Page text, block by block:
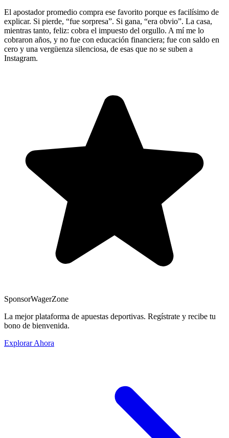
El apostador promedio compra ese favorito porque es facilísimo de
explicar. Si pierde, “fue sorpresa”. Si gana, “era obvio”. La casa,
mientras tanto, feliz: cobra el impuesto del orgullo. A mí me lo
cobraron años, y no fue con educación financiera; fue con saldo en
cero y una vergüenza silenciosa, de esas que no se suben a
Instagram.
SponsorWagerZone
La mejor plataforma de apuestas deportivas. Regístrate y recibe tu
bono de bienvenida.
Explorar Ahora